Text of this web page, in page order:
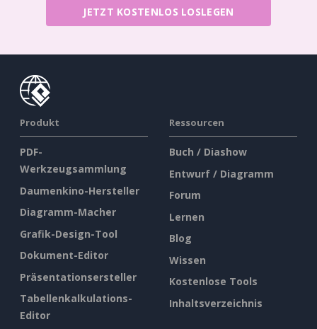
JETZT KOSTENLOS LOSLEGEN
Produkt
PDF-
Werkzeugsammlung
Daumenkino-Hersteller
Diagramm-Macher
Grafik-Design-Tool
Dokument-Editor
Präsentationsersteller
Tabellenkalkulations-
Editor
Ressourcen
Buch / Diashow
Entwurf / Diagramm
Forum
Lernen
Blog
Wissen
Kostenlose Tools
Inhaltsverzeichnis